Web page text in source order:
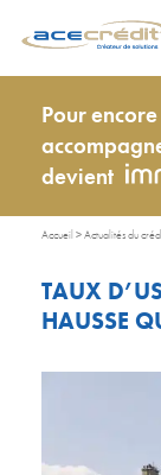
Pour
devient
Accueil >Actualités du
TAUX
HAUSSE